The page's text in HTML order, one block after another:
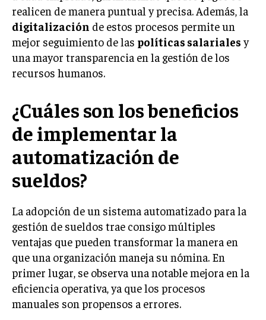
HABILIDADES DIRECTIVAS
EMPRENDIMIENTO
PLANIFICACIÓN EMPRESARIAL
FINANZAS Y CONTABILIDAD
GESTIÓN DE RECURSOS FINANCIEROS
INVERSIONES Y MERCADOS FINANCIEROS
CONTABILIDAD EMPRESARIAL
INTERNACIONAL
NEGOCIOS INTERNACIONALES
COMERCIO INTERNACIONAL
EXPANSIÓN GLOBAL
IMPORTACIÓN Y EXPORTACIÓN
realicen de manera puntual y precisa. Además, la
digitalización de estos procesos permite un
mejor seguimiento de las políticas salariales y
una mayor transparencia en la gestión de los
recursos humanos.
¿Cuáles son los beneficios
de implementar la
automatización de
sueldos?
La adopción de un sistema automatizado para la
gestión de sueldos trae consigo múltiples
ventajas que pueden transformar la manera en
que una organización maneja su nómina. En
primer lugar, se observa una notable mejora en la
eficiencia operativa, ya que los procesos
manuales son propensos a errores.